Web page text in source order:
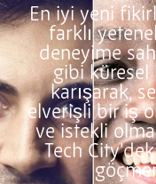
En iyi yeni
farklı
deneyime
gibi
karışarak,
elverişli bir iş
ve istekli
Tech